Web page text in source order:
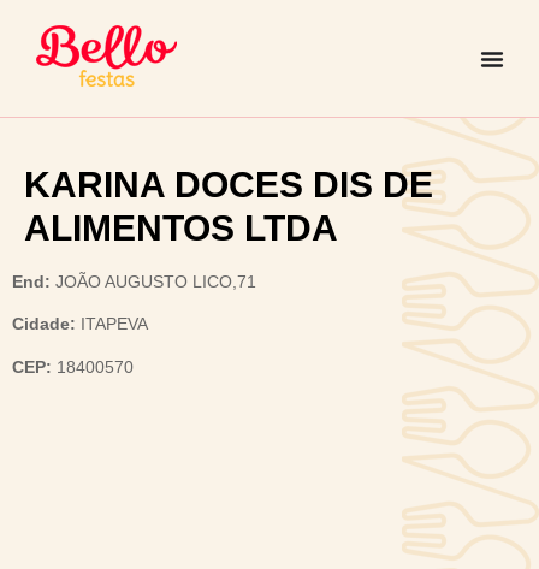
KARINA DOCES DIS DE
ALIMENTOS LTDA
End: JOÃO AUGUSTO LICO,71
Cidade: ITAPEVA
CEP: 18400570